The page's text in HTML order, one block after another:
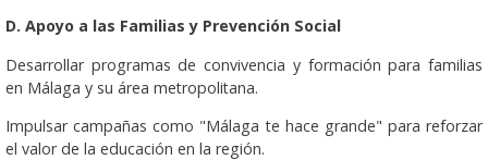
D. Apoyo a las Familias y Prevención Social
Desarrollar programas de convivencia y formación para familias
en Málaga y su área metropolitana.
Impulsar campañas como "Málaga te hace grande" para reforzar
el valor de la educación en la región.